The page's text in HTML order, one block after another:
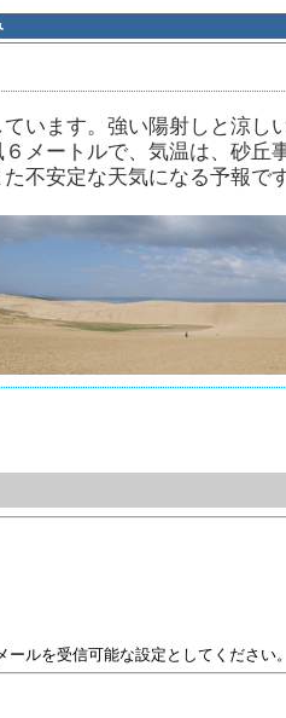
います。強い陽射しと涼し
メートルで、気温は、砂丘
不安定な天気になる予報で
を受信可能な設定としてください。